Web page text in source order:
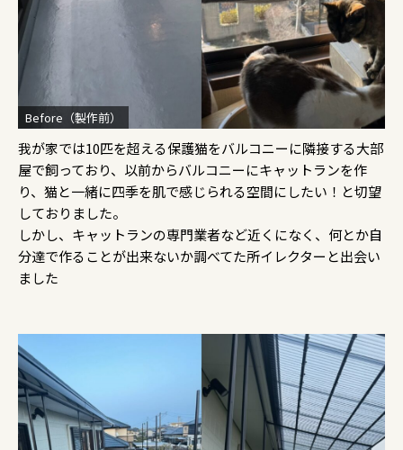
Before（製作前）
我が家では10匹を超える保護猫をバルコニーに隣接する大部
屋で飼っており、以前からバルコニーにキャットランを作
り、猫と一緒に四季を肌で感じられる空間にしたい！と切望
しておりました。
しかし、キャットランの専門業者など近くになく、何とか自
分達で作ることが出来ないか調べてた所イレクターと出会い
ました